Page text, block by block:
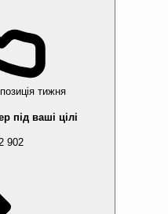
тижня
під ваші цілі
902